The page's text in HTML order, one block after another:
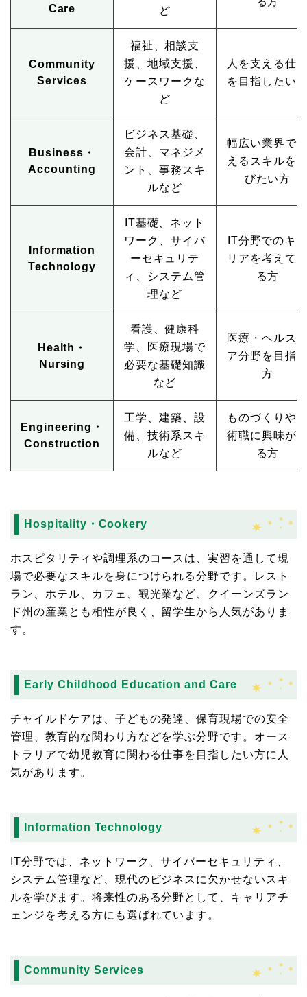
Care ど
Community
Services
福祉、相談支
援、地域支援、
ケースワークな
ど
人を支える仕
を目指したい
Business・
Accounting
ビジネス基礎、
会計、マネジメ
ント、事務スキ
ルなど
幅広い業界で
えるスキルを
びたい方
Information
Technology
IT基礎、ネット
ワーク、サイバ
ーセキュリテ
ィ、システム管
理など
IT分野でのキ
リアを考えて
る方
Health・
Nursing
看護、健康科
学、医療現場で
必要な基礎知識
など
医療・ヘルス
ア分野を目指
方
Engineering・
Construction
工学、建築、設
備、技術系スキ
ルなど
ものづくりや
術職に興味が
る方
Hospitality・Cookery
ホスピタリティや調理系のコースは、実習を通して現
場で必要なスキルを身につけられる分野です。レスト
ラン、ホテル、カフェ、観光業など、クイーンズラン
ド州の産業とも相性が良く、留学生から人気がありま
す。
Early Childhood Education and Care
チャイルドケアは、子どもの発達、保育現場での安全
管理、教育的な関わり方などを学ぶ分野です。オース
トラリアで幼児教育に関わる仕事を目指したい方に人
気があります。
Information Technology
IT分野では、ネットワーク、サイバーセキュリティ、
システム管理など、現代のビジネスに欠かせないスキ
ルを学びます。将来性のある分野として、キャリアチ
ェンジを考える方にも選ばれています。
Community Services